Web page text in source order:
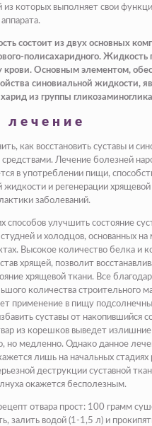
которых выполняет свои
состоит из двух основных
полисахаридного. Жидкость
крови. Основным элементом,
синовиальной жидкости,
из группы
лечение
как восстановить суставы и
Лечение болезней
в употреблении пищи,
жидкости и регенерации
заболеваний.
способов улучшить состояние
и холодцов, основанных на
Высокое количество белка и
хрящей, позволит
хрящевой ткани. Все
количества строительного
применение в пищу
суставы от накопившийся
из корешков выведет
но медленно. Однако данное
лишь на начальных
деструкции суставной
окажется бесполезным.
отвара прост: 100 грамм
залить водой (1-1,5 л) и